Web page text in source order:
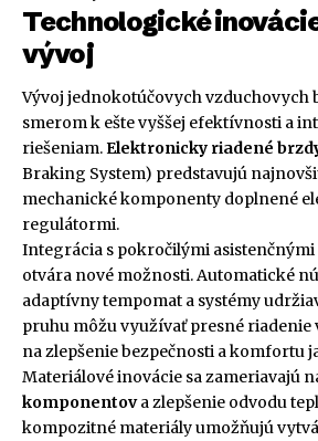
Technologické
vývoj
Vývoj jednokotúčovych vzduchovych
smerom k ešte vyššej efektívnosti a
riešeniam.Elektronicky riadené
Braking System) predstavujú
mechanické komponenty doplnené
regulátormi.
Integrácia s pokročilými asistenčnými
otvára nové možnosti. Automatické
adaptívny tempomat a systémy
pruhu môžu využívať presné riadenie
na zlepšenie bezpečnosti a komfortu
Materiálové inovácie sa zameriavajú
komponentova zlepšenie odvodu
kompozitné materiály umožňujú